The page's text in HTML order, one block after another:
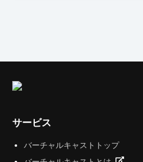
サービス
バーチャルキャストトップ